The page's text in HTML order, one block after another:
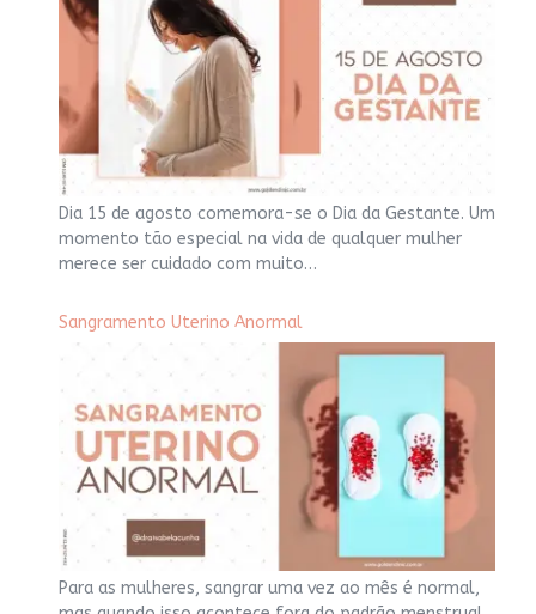
Dia 15 de agosto comemora-se o Dia da Gestante. Um
momento tão especial na vida de qualquer mulher
merece ser cuidado com muito…
Sangramento Uterino Anormal
Para as mulheres, sangrar uma vez ao mês é normal,